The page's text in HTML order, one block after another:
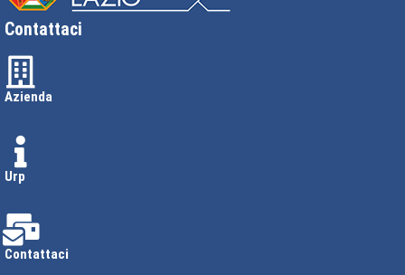
Contattaci
Azienda
Urp
Contattaci